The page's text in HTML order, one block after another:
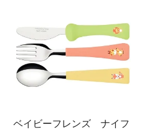
ベイビーフレンズ ナイフ